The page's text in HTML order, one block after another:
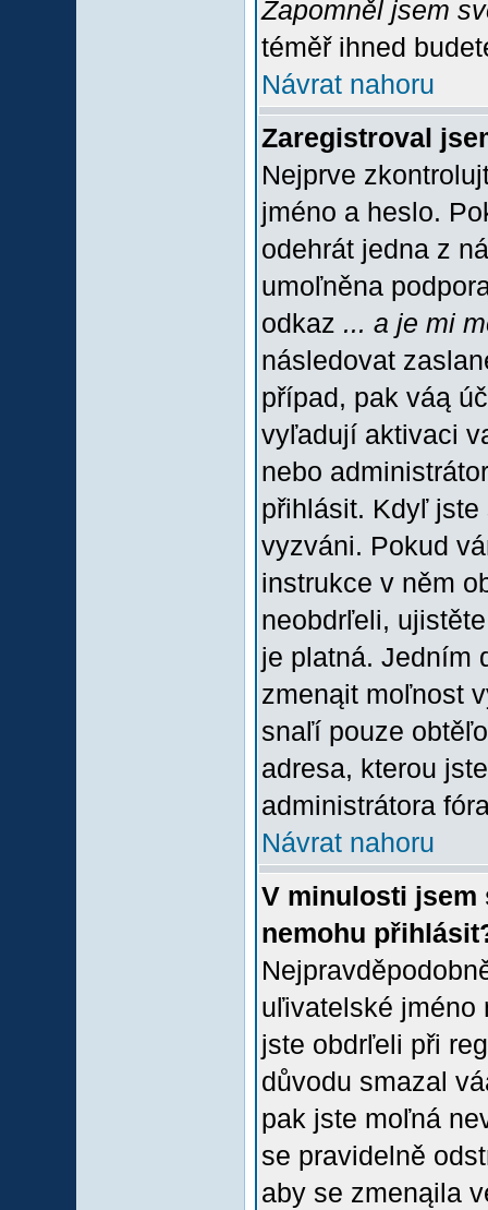
Zapomněl jsem
téměř ihned
Návrat nahoru
Zaregistroval
Nejprve
jméno a heslo.
odehrát jedna z
umoľněna
odkaz ... a je mi
následovat
případ, pak váą
vyľadují aktivaci
nebo
přihlásit. Kdyľ
vyzváni. Pokud
instrukce v něm
neobdrľeli,
je platná. Jedním
zmenąit moľnost
snaľí pouze
adresa, kterou
administrátora
Návrat nahoru
V minulosti jsem
nemohu
uľivatelské jméno
jste obdrľeli při
důvodu smazal
pak jste moľná
se pravidelně
aby se zmenąila